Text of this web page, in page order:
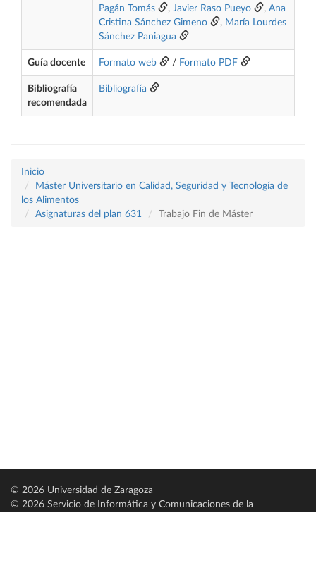
Pagán Tomás
, Javier Raso Pueyo , Ana
Cristina Sánchez Gimeno
, María Lourdes
Sánchez Paniagua
Guía docente Formato web / Formato PDF
Bibliografía
recomendada
Bibliografía
Inicio
Máster Universitario en Calidad, Seguridad y Tecnología de
los Alimentos
Asignaturas del plan 631
Trabajo Fin de Máster
© 2026 Universidad de Zaragoza
© 2026 Servicio de Informática y Comunicaciones de la